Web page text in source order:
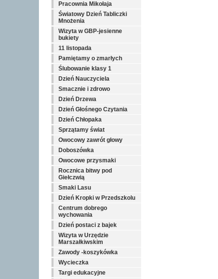
Pracownia Mikołaja
Światowy Dzień Tabliczki
Mnożenia
Wizyta w GBP-jesienne
bukiety
11 listopada
Pamiętamy o zmarłych
Ślubowanie klasy 1
Dzień Nauczyciela
Smacznie i zdrowo
Dzień Drzewa
Dzień Głośnego Czytania
Dzień Chłopaka
Sprzątamy świat
Owocowy zawrót głowy
Doboszówka
Owocowe przysmaki
Rocznica bitwy pod
Giełczwią
Smaki Lasu
Dzień Kropki w Przedszkolu
Centrum dobrego
wychowania
Dzień postaci z bajek
Wizyta w Urzędzie
Marszałkiwskim
Zawody -koszykówka
Wycieczka
Targi edukacyjne